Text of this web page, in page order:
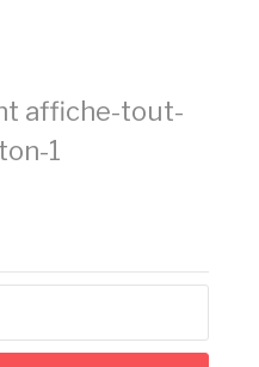
affiche-tout-
1